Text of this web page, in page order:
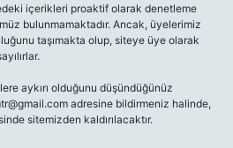
içerikleri proaktif olarak denetleme
bulunmamaktadır. Ancak, üyelerimiz
taşımakta olup, siteye üye olarak
aykırı olduğunu düşündüğünüz
adresine bildirmeniz halinde,
sitemizden kaldırılacaktır.